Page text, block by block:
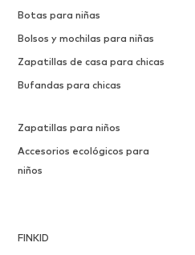
Botas para niñas
Bolsos y mochilas para niñas
Zapatillas de casa para chicas
Bufandas para chicas
Zapatillas para niños
Accesorios ecológicos para
niños
FINKID